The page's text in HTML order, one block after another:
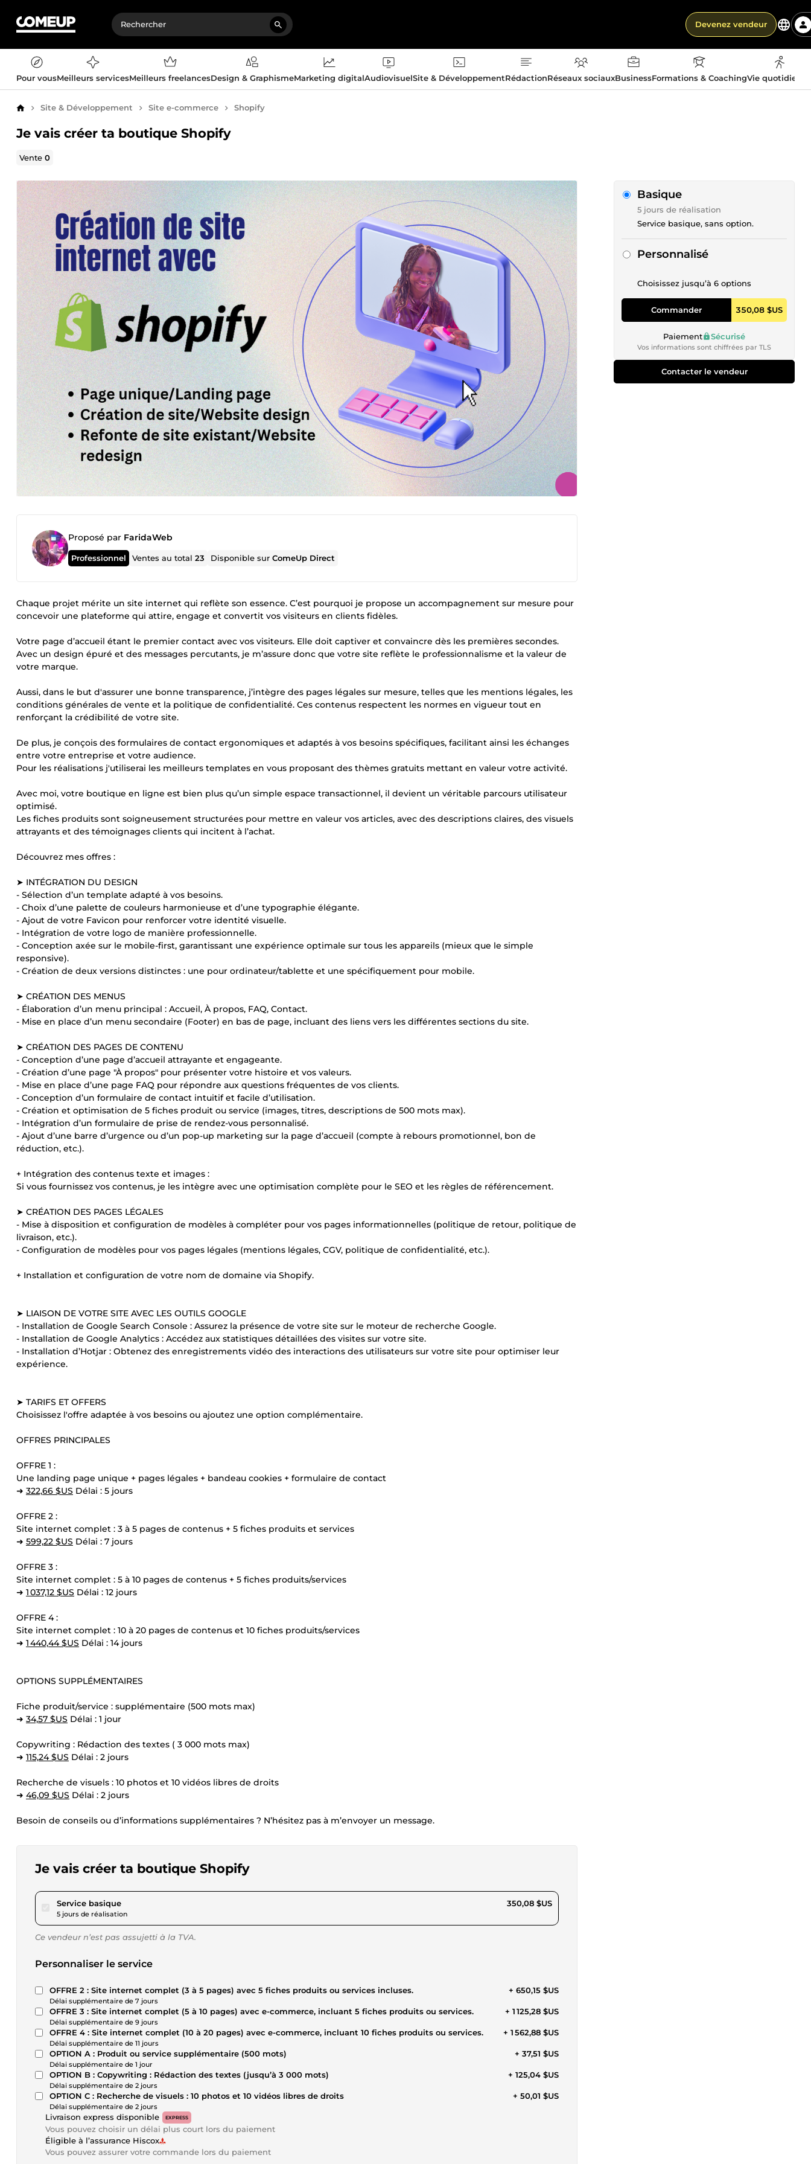
Devenez vendeur
Pour vousMeilleurs servicesMeilleurs freelancesDesign & GraphismeMarketing digitalAudiovisuelSite & DéveloppementRédactionRéseaux sociauxBusinessFormations & CoachingVie
AccueilSite & Développement Site e-commerce Shopify
Je vais créer ta boutique Shopify
Vente0
Proposé par FaridaWeb
Professionnel Ventes au total23 Disponible surComeUp Direct
Chaque projet mérite un site internet qui reflète son essence. C’est pourquoi je propose un accompagnement sur mesure pour
concevoir une plateforme qui attire, engage et convertit vos visiteurs en clients fidèles.
Votre page d’accueil étant le premier contact avec vos visiteurs. Elle doit captiver et convaincre dès les premières secondes.
Avec un design épuré et des messages percutants, je m’assure donc que votre site reflète le professionnalisme et la valeur de
votre marque.
Aussi, dans le but d'assurer une bonne transparence, j’intègre des pages légales sur mesure, telles que les mentions légales, les
conditions générales de vente et la politique de confidentialité. Ces contenus respectent les normes en vigueur tout en
renforçant la crédibilité de votre site.
De plus, je conçois des formulaires de contact ergonomiques et adaptés à vos besoins spécifiques, facilitant ainsi les échanges
entre votre entreprise et votre audience.
Pour les réalisations j'utiliserai les meilleurs templates en vous proposant des thèmes gratuits mettant en valeur votre activité.
Avec moi, votre boutique en ligne est bien plus qu’un simple espace transactionnel, il devient un véritable parcours utilisateur
optimisé.
Les fiches produits sont soigneusement structurées pour mettre en valeur vos articles, avec des descriptions claires, des visuels
attrayants et des témoignages clients qui incitent à l’achat.
Découvrez mes offres :
➤ INTÉGRATION DU DESIGN
- Sélection d’un template adapté à vos besoins.
- Choix d’une palette de couleurs harmonieuse et d’une typographie élégante.
- Ajout de votre Favicon pour renforcer votre identité visuelle.
- Intégration de votre logo de manière professionnelle.
- Conception axée sur le mobile-first, garantissant une expérience optimale sur tous les appareils (mieux que le simple
responsive).
- Création de deux versions distinctes : une pour ordinateur/tablette et une spécifiquement pour mobile.
➤ CRÉATION DES MENUS
- Élaboration d’un menu principal : Accueil, À propos, FAQ, Contact.
- Mise en place d’un menu secondaire (Footer) en bas de page, incluant des liens vers les différentes sections du site.
➤ CRÉATION DES PAGES DE CONTENU
- Conception d’une page d’accueil attrayante et engageante.
- Création d’une page "À propos" pour présenter votre histoire et vos valeurs.
- Mise en place d’une page FAQ pour répondre aux questions fréquentes de vos clients.
- Conception d’un formulaire de contact intuitif et facile d’utilisation.
- Création et optimisation de 5 fiches produit ou service (images, titres, descriptions de 500 mots max).
- Intégration d’un formulaire de prise de rendez-vous personnalisé.
- Ajout d’une barre d’urgence ou d’un pop-up marketing sur la page d’accueil (compte à rebours promotionnel, bon de
réduction, etc.).
+ Intégration des contenus texte et images :
Si vous fournissez vos contenus, je les intègre avec une optimisation complète pour le SEO et les règles de référencement.
➤ CRÉATION DES PAGES LÉGALES
- Mise à disposition et configuration de modèles à compléter pour vos pages informationnelles (politique de retour, politique de
livraison, etc.).
- Configuration de modèles pour vos pages légales (mentions légales, CGV, politique de confidentialité, etc.).
+ Installation et configuration de votre nom de domaine via Shopify.
➤ LIAISON DE VOTRE SITE AVEC LES OUTILS GOOGLE
- Installation de Google Search Console : Assurez la présence de votre site sur le moteur de recherche Google.
- Installation de Google Analytics : Accédez aux statistiques détaillées des visites sur votre site.
- Installation d’Hotjar : Obtenez des enregistrements vidéo des interactions des utilisateurs sur votre site pour optimiser leur
expérience.
➤ TARIFS ET OFFERS
Choisissez l'offre adaptée à vos besoins ou ajoutez une option complémentaire.
OFFRES PRINCIPALES
OFFRE 1 :
Une landing page unique + pages légales + bandeau cookies + formulaire de contact
➜ 322,66 $US Délai : 5 jours
OFFRE 2 :
Site internet complet : 3 à 5 pages de contenus + 5 fiches produits et services
➜ 599,22 $US Délai : 7 jours
OFFRE 3 :
Site internet complet : 5 à 10 pages de contenus + 5 fiches produits/services
➜ 1 037,12 $US Délai : 12 jours
OFFRE 4 :
Site internet complet : 10 à 20 pages de contenus et 10 fiches produits/services
➜ 1 440,44 $US Délai : 14 jours
OPTIONS SUPPLÉMENTAIRES
Fiche produit/service : supplémentaire (500 mots max)
➜ 34,57 $US Délai : 1 jour
Copywriting : Rédaction des textes ( 3 000 mots max)
➜ 115,24 $US Délai : 2 jours
Recherche de visuels : 10 photos et 10 vidéos libres de droits
➜ 46,09 $US Délai : 2 jours
Besoin de conseils ou d’informations supplémentaires ? N’hésitez pas à m’envoyer un message.
Je vais créer ta boutique Shopify
Service basiquepour 322,66 $US
5 jours de réalisation
350,08 $US
Ce vendeur n’est pas assujetti à la TVA.
Personnaliser le service
OFFRE 2 : Site internet complet (3 à 5 pages) avec 5 fiches produits ou services incluses.
Délai supplémentaire de 7 jours
+ 650,15 $US
OFFRE 3 : Site internet complet (5 à 10 pages) avec e-commerce, incluant 5 fiches produits ou services.
Délai supplémentaire de 9 jours
+ 1 125,28 $US
OFFRE 4 : Site internet complet (10 à 20 pages) avec e-commerce, incluant 10 fiches produits ou services.
Délai supplémentaire de 11 jours
+ 1 562,88 $US
OPTION A : Produit ou service supplémentaire (500 mots)
Délai supplémentaire de 1 jour
+ 37,51 $US
OPTION B : Copywriting : Rédaction des textes (jusqu’à 3 000 mots)
Délai supplémentaire de 2 jours
+ 125,04 $US
OPTION C : Recherche de visuels : 10 photos et 10 vidéos libres de droits
Délai supplémentaire de 2 jours
+ 50,01 $US
Livraison express disponible EXPRESS
Vous pouvez choisir un délai plus court lors du paiement
Éligible à l’assurance Hiscox
Vous pouvez assurer votre commande lors du paiement
Basique
5 jours de réalisation
Service basique, sans option.
Personnalisé
Choisissez jusqu’à 6 options
Commander 350,08 $US
Paiement Sécurisé
Vos informations sont chiffrées par TLS
Contacter le vendeur